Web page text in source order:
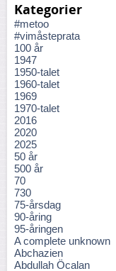
Kategorier
#metoo
#vimåsteprata
100 år
1947
1950-talet
1960-talet
1969
1970-talet
2016
2020
2025
50 år
500 år
70
730
75-årsdag
90-åring
95-åringen
A complete unknown
Abchazien
Abdullah Öcalan